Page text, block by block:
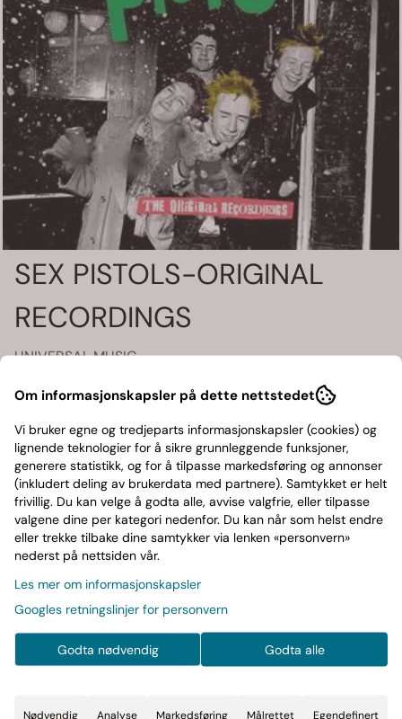
SEX PISTOLS-ORIGINAL
RECORDINGS
UNIVERSAL MUSIC
449,- 499,- - 10%
2022,2LP
Les mer
På lager: 1
- +
Art.nr:0602445595488
Om informasjonskapsler på dette nettstedet
Vi bruker egne og tredjeparts informasjonskapsler (cookies) og
lignende teknologier for å sikre grunnleggende funksjoner,
generere statistikk, og for å tilpasse markedsføring og annonser
(inkludert deling av brukerdata med partnere). Samtykket er helt
frivillig. Du kan velge å godta alle, avvise valgfrie, eller tilpasse
valgene dine per kategori nedenfor. Du kan når som helst endre
eller trekke tilbake dine samtykker via lenken «personvern»
nederst på nettsiden vår.
Les mer om informasjonskapsler
Googles retningslinjer for personvern
Godta nødvendig Godta alle
Nødvendig Analyse Markedsføring Målrettet Egendefinert